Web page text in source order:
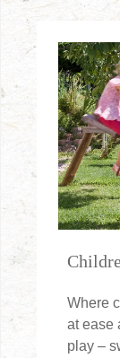
Where
at ease
play –